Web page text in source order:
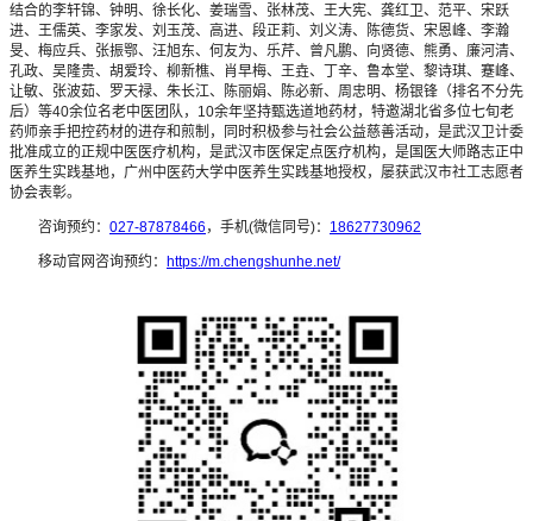
结合的李轩锦、钟明、徐长化、姜瑞雪、张林茂、王大宪、龚红卫、范平、宋跃
进、王儒英、李家发、刘玉茂、高进、段正莉、刘义涛、陈德货、宋恩峰、李瀚
旻、梅应兵、张振鄂、汪旭东、何友为、乐芹、曾凡鹏、向贤德、熊勇、廉河清、
孔政、吴隆贵、胡爱玲、柳新樵、肖早梅、王垚、丁辛、鲁本堂、黎诗琪、蹇峰、
让敏、张波茹、罗天禄、朱长江、陈丽娟、陈必新、周忠明、杨银锋（排名不分先
后）等40余位名老中医团队，10余年坚持甄选道地药材，特邀湖北省多位七旬老
药师亲手把控药材的进存和煎制，同时积极参与社会公益慈善活动，是武汉卫计委
批准成立的正规中医医疗机构，是武汉市医保定点医疗机构，是国医大师路志正中
医养生实践基地，广州中医药大学中医养生实践基地授权，屡获武汉市社工志愿者
协会表彰。
咨询预约： 027-87878466 ，手机(微信同号)： 18627730962
移动官网咨询预约： https://m.chengshunhe.net/